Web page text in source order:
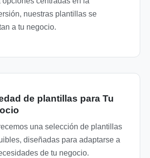
nuestras plantillas se
a tu negocio.
de plantillas para Tu
una selección de plantillas
diseñadas para adaptarse a
de tu negocio.